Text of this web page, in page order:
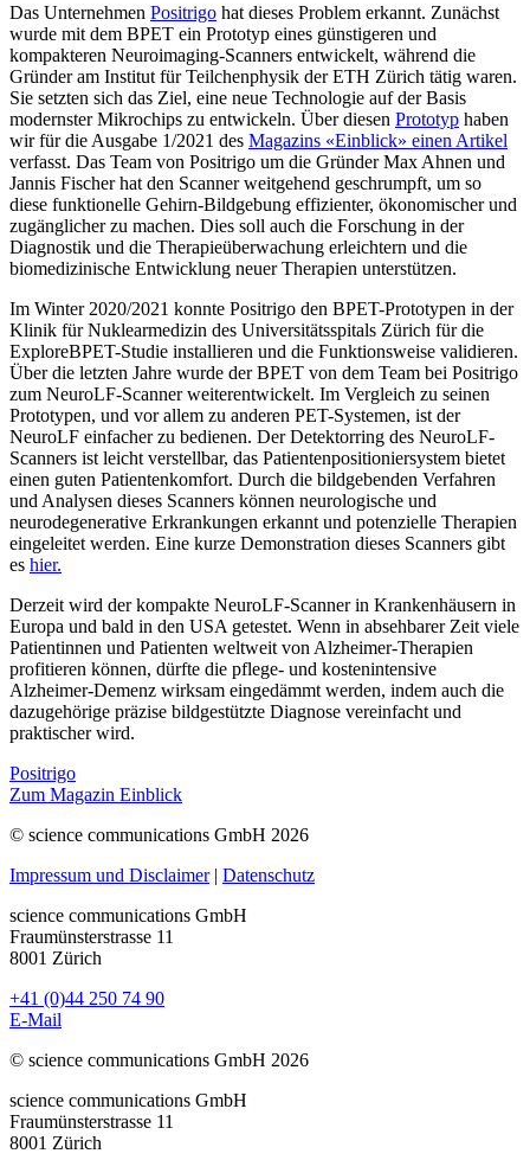
Das Unternehmen Positrigo hat dieses Problem erkannt. Zunächst
wurde mit dem BPET ein Prototyp eines günstigeren und
kompakteren Neuroimaging-Scanners entwickelt, während die
Gründer am Institut für Teilchenphysik der ETH Zürich tätig waren.
Sie setzten sich das Ziel, eine neue Technologie auf der Basis
modernster Mikrochips zu entwickeln. Über diesen Prototyp haben
wir für die Ausgabe 1/2021 des Magazins «Einblick» einen Artikel
verfasst. Das Team von Positrigo um die Gründer Max Ahnen und
Jannis Fischer hat den Scanner weitgehend geschrumpft, um so
diese funktionelle Gehirn-Bildgebung effizienter, ökonomischer und
zugänglicher zu machen. Dies soll auch die Forschung in der
Diagnostik und die Therapieüberwachung erleichtern und die
biomedizinische Entwicklung neuer Therapien unterstützen.
Im Winter 2020/2021 konnte Positrigo den BPET-Prototypen in der
Klinik für Nuklearmedizin des Universitätsspitals Zürich für die
ExploreBPET-Studie installieren und die Funktionsweise validieren.
Über die letzten Jahre wurde der BPET von dem Team bei Positrigo
zum NeuroLF-Scanner weiterentwickelt. Im Vergleich zu seinen
Prototypen, und vor allem zu anderen PET-Systemen, ist der
NeuroLF einfacher zu bedienen. Der Detektorring des NeuroLF-
Scanners ist leicht verstellbar, das Patientenpositioniersystem bietet
einen guten Patientenkomfort. Durch die bildgebenden Verfahren
und Analysen dieses Scanners können neurologische und
neurodegenerative Erkrankungen erkannt und potenzielle Therapien
eingeleitet werden. Eine kurze Demonstration dieses Scanners gibt
es hier.
Derzeit wird der kompakte NeuroLF-Scanner in Krankenhäusern in
Europa und bald in den USA getestet. Wenn in absehbarer Zeit viele
Patientinnen und Patienten weltweit von Alzheimer-Therapien
profitieren können, dürfte die pflege- und kostenintensive
Alzheimer-Demenz wirksam eingedämmt werden, indem auch die
dazugehörige präzise bildgestützte Diagnose vereinfacht und
praktischer wird.
Positrigo
Zum Magazin Einblick
© science communications GmbH 2026
Impressum und Disclaimer| Datenschutz
science communications GmbH
Fraumünsterstrasse 11
8001 Zürich
+41 (0)44 250 74 90
E-Mail
© science communications GmbH 2026
science communications GmbH
Fraumünsterstrasse 11
8001 Zürich